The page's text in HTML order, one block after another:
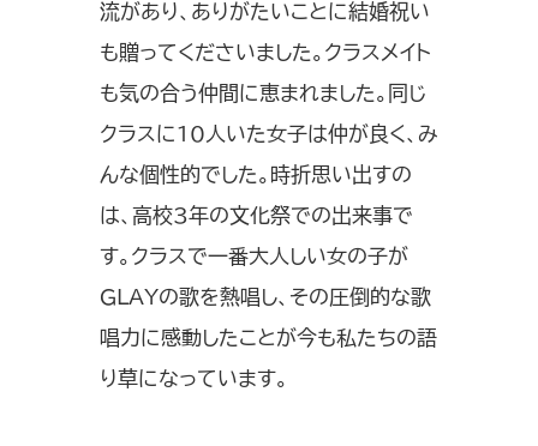
流があり、ありがたいことに結婚祝い
も贈ってくださいました。クラスメイト
も気の合う仲間に恵まれました。同じ
クラスに10人いた女子は仲が良く、み
んな個性的でした。時折思い出すの
は、高校3年の文化祭での出来事で
す。クラスで一番大人しい女の子が
GLAYの歌を熱唱し、その圧倒的な歌
唱力に感動したことが今も私たちの語
り草になっています。